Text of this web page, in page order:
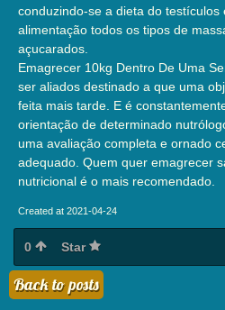
conduzindo-se a dieta do testículos
alimentação todos os tipos de
açucarados.
Emagrecer 10kg Dentro De Uma
ser aliados destinado a que uma
feita mais tarde. E é
orientação de determinado
uma avaliação completa e ornado
adequado. Quem quer emagrecer
nutricional é o mais recomendado.
Created at 2021-04-24
0 Star
Back to posts